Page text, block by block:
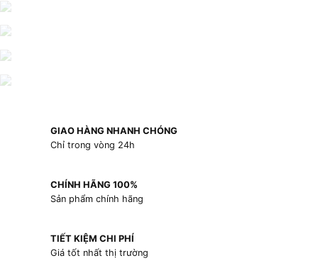
GIAO HÀNG NHANH CHÓNG
Chỉ trong vòng 24h
CHÍNH HÃNG 100%
Sản phẩm chính hãng
TIẾT KIỆM CHI PHÍ
Giá tốt nhất thị trường